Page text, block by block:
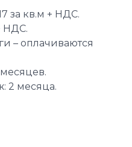
за кв.м + НДС.
НДС.
– оплачиваются
2 месяца.